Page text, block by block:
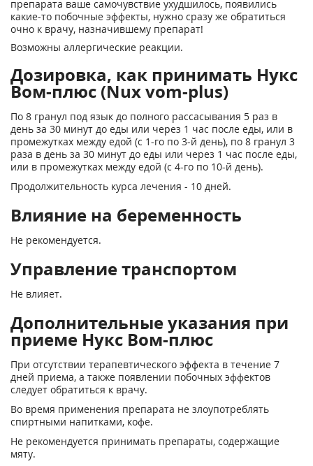
препарата ваше самочувствие ухудшилось, появились
какие-то побочные эффекты, нужно сразу же обратиться
очно к врачу, назначившему препарат!
Возможны аллергические реакции.
Дозировка, как принимать Нукс
Вом-плюс (Nux vom-plus)
По 8 гранул под язык до полного рассасывания 5 раз в
день за 30 минут до еды или через 1 час после еды, или в
промежутках между едой (с 1-го по 3-й день), по 8 гранул 3
раза в день за 30 минут до еды или через 1 час после еды,
или в промежутках между едой (с 4-го по 10-й день).
Продолжительность курса лечения - 10 дней.
Влияние на беременность
Не рекомендуется.
Управление транспортом
Не влияет.
Дополнительные указания при
приеме Нукс Вом-плюс
При отсутствии терапевтического эффекта в течение 7
дней приема, а также появлении побочных эффектов
следует обратиться к врачу.
Во время применения препарата не злоупотреблять
спиртными напитками, кофе.
Не рекомендуется принимать препараты, содержащие
мяту.